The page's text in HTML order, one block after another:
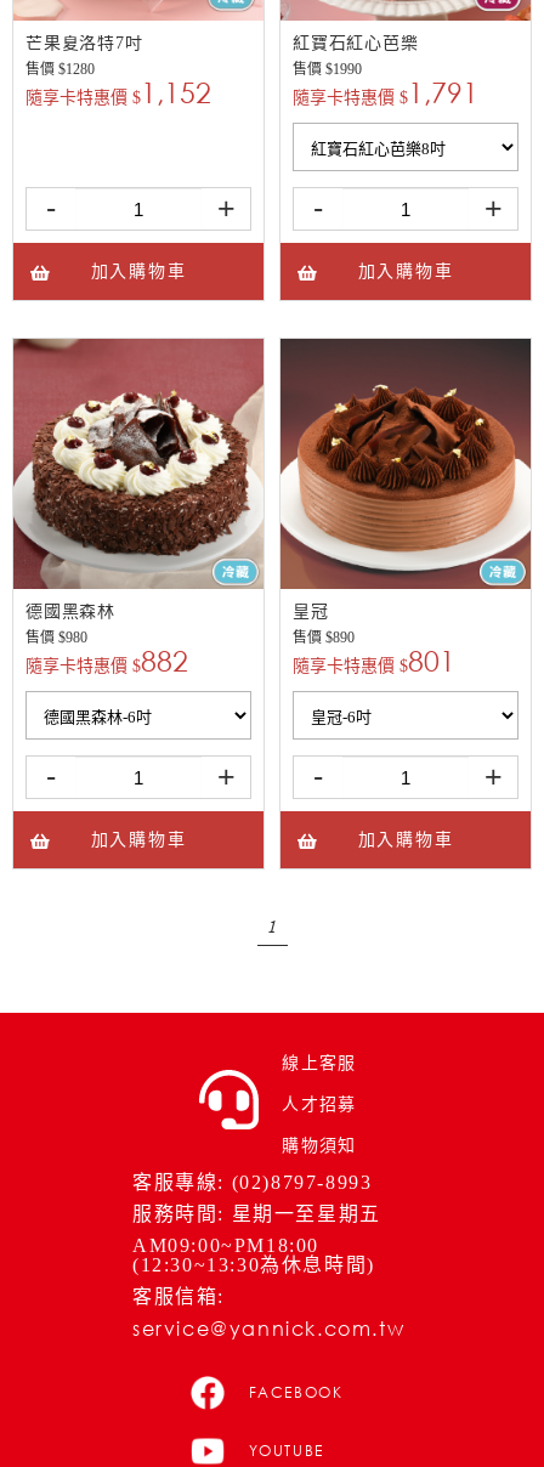
芒果夏洛特7吋
售價 $1280
隨享卡特惠價 $ 1,152
- +
加入購物車
紅寶石紅心芭樂
售價 $1990
隨享卡特惠價 $ 1,791
- +
加入購物車
德國黑森林
售價 $980
隨享卡特惠價 $882
- +
加入購物車
皇冠
售價 $890
隨享卡特惠價 $801
- +
加入購物車
1
線上客服
人才招募
購物須知
客服專線: (02)8797-8993
服務時間: 星期一至星期五
AM09:00~PM18:00
(12:30~13:30為休息時間)
客服信箱:
service@yannick.com.tw
FACEBOOK
YOUTUBE